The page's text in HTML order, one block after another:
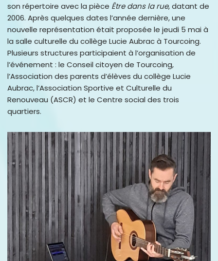
son répertoire avec la pièce Être dans la rue, datant de
2006. Après quelques dates l’année dernière, une
nouvelle représentation était proposée le jeudi 5 mai à
la salle culturelle du collège Lucie Aubrac à Tourcoing.
Plusieurs structures participaient à l’organisation de
l’événement : le Conseil citoyen de Tourcoing,
l’Association des parents d’élèves du collège Lucie
Aubrac, l’Association Sportive et Culturelle du
Renouveau (ASCR) et le Centre social des trois
quartiers.